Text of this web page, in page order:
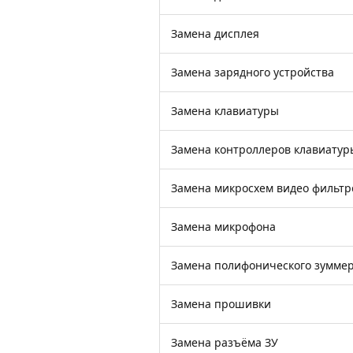
Замена дисплея
Замена зарядного устройства
Замена клавиатуры
Замена контроллеров
Замена микросхем видео
Замена микрофона
Замена полифонического
Замена прошивки
Замена разъёма ЗУ